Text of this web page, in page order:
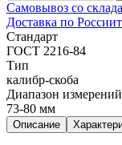
Самовывоз со
Доставка по России
Стандарт
ГОСТ 2216-84
Тип
калибр-скоба
Диапазон измерений
73-80 мм
Описание